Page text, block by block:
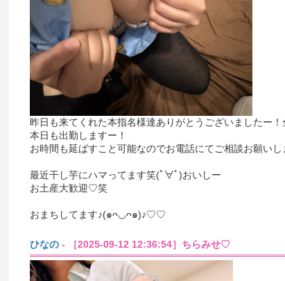
昨日も来てくれた本指名様達ありがとうございましたー
本日も出勤しますー！
最近干し芋にハマってます笑(ﾟ∀ﾟ)おいしー
お土産大歓迎♡笑
おまちしてます♪(๑ᴖ◡ᴖ๑)♪♡♡
ひなの - ［2025-09-12 12:36:54］ちらみせ♡